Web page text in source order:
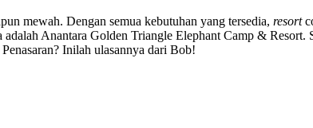
mewah. Dengan semua kebutuhan yang tersedia, resort
Anantara Golden Triangle Elephant Camp & Resort.
Inilah ulasannya dari Bob!